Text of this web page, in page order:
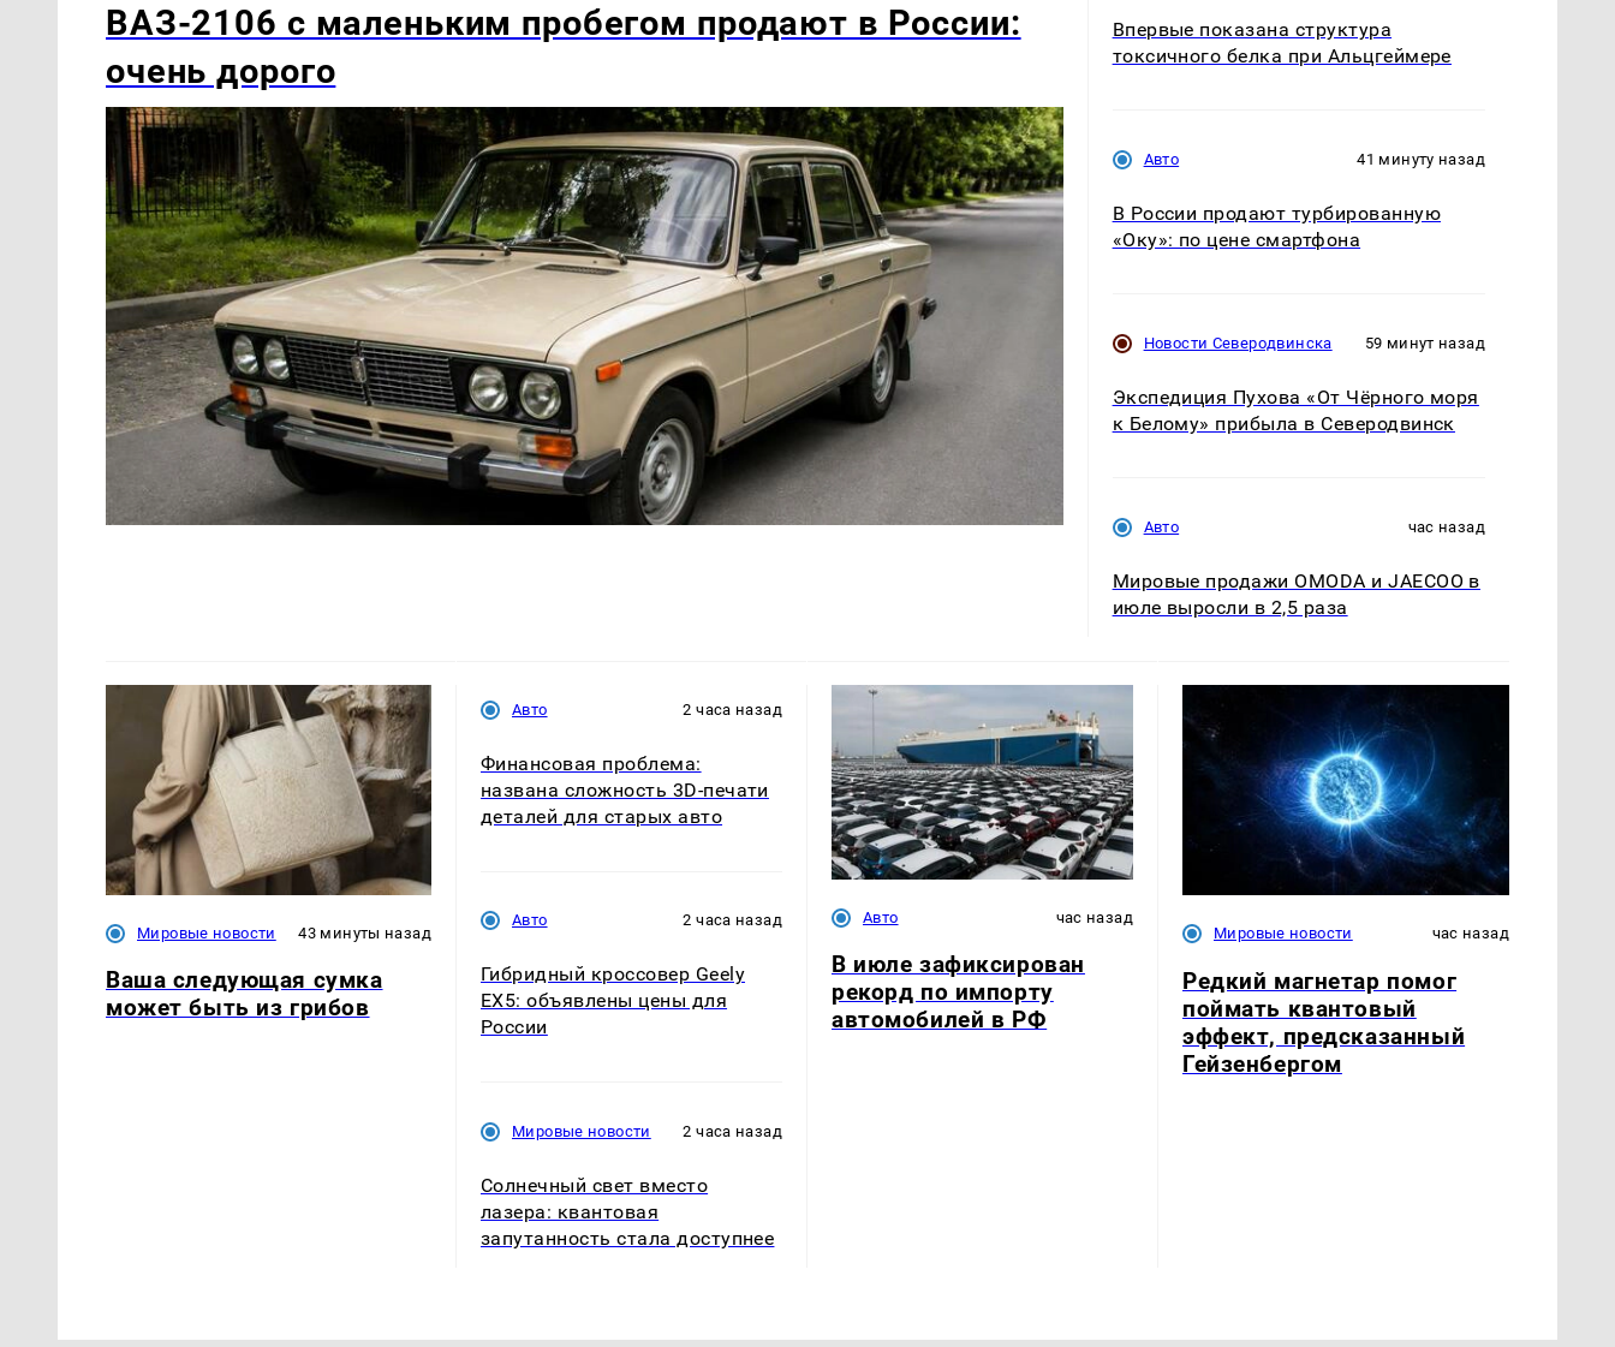
ВАЗ-2106 с маленьким пробегом продают в России:
очень дорого
Впервые показана структура
токсичного белка при Альцгеймере
Авто 41 минуту назад
В России продают турбированную
«Оку»: по цене смартфона
Новости Северодвинска 59 минут назад
Экспедиция Пухова «От Чёрного моря
к Белому» прибыла в Северодвинск
Авто час назад
Мировые продажи OMODA и JAECOO в
июле выросли в 2,5 раза
Мировые новости 43 минуты назад
Ваша следующая сумка
может быть из грибов
Авто 2 часа назад
Финансовая проблема:
названа сложность 3D-печати
деталей для старых авто
Авто 2 часа назад
Гибридный кроссовер Geely
EX5: объявлены цены для
России
Мировые новости 2 часа назад
Солнечный свет вместо
лазера: квантовая
запутанность стала доступнее
Авто час назад
В июле зафиксирован
рекорд по импорту
автомобилей в РФ
Мировые новости час назад
Редкий магнетар помог
поймать квантовый
эффект, предсказанный
Гейзенбергом